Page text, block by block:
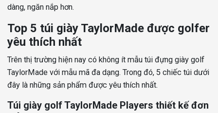
dàng, ngăn nắp hơn.
Top 5 túi giày TaylorMade được golfer
yêu thích nhất
Trên thị trường hiện nay có không ít mẫu túi đựng giày golf
TaylorMade với mẫu mã đa dạng. Trong đó, 5 chiếc túi dưới
đây là những sản phẩm được yêu thích nhất.
Túi giày golf TaylorMade Players thiết kế đơn